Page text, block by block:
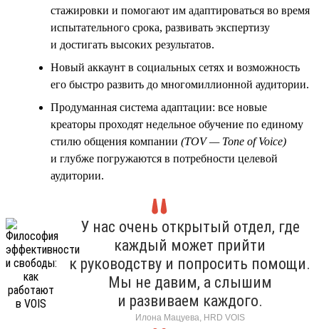
стажировки и помогают им адаптироваться во время
испытательного срока, развивать экспертизу
и достигать высоких результатов.
Новый аккаунт в социальных сетях и возможность
его быстро развить до многомиллионной аудитории.
Продуманная система адаптации: все новые
креаторы проходят недельное обучение по единому
стилю общения компании (TOV — Tone of Voice)
и глубже погружаются в потребности целевой
аудитории.
У нас очень открытый отдел, где
каждый может прийти
к руководству и попросить помощи.
Мы не давим, а слышим
и развиваем каждого.
Илона Мацуева, HRD VOIS